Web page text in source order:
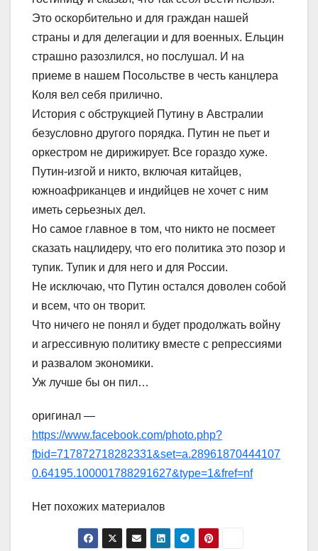
Это оскорбительно и для граждан нашей
страны и для делегации и для военных. Ельцин
страшно разозлился, но послушал. И на
приеме в нашем Посольстве в честь канцлера
Коля вел себя прилично.
История с обструкцией Путину в Австралии
безусловно другого порядка. Путин не пьет и
оркестром не дирижирует. Все гораздо хуже.
Путин-изгой и никто, включая китайцев,
южноафриканцев и индийцев не хочет с ним
иметь серьезных дел.
Но самое главное в том, что никто не посмеет
сказать нацлидеру, что его политика это позор и
тупик. Тупик и для него и для России.
Не исключаю, что Путин остался доволен собой
и всем, что он творит.
Что ничего не понял и будет продолжать войну
и агрессивную политику вместе с репрессиями
и развалом экономики.
Уж лучше бы он пил…
оригинал —
https://www.facebook.com/photo.php?
fbid=717872718282331&set=a.28961870444107
0.64195.100001788291627&type=1&fref=nf
Нет похожих материалов